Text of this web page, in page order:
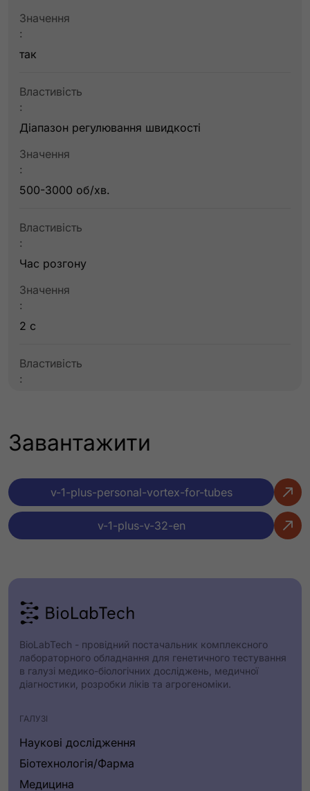
Значення
:
так
Властивість
:
Діапазон регулювання швидкості
Значення
:
500-3000 об/хв.
Властивість
:
Час розгону
Значення
:
2 с
Властивість
:
:
Властивість
:
Для пробірок об’ємом
:
від 0,2 до 50 мл
:
Максимальне навантаження
:
Властивість
:
Завантажити
v-1-plus-personal-vortex-for-tubes
v-1-plus-v-32-en
BioLabTech - провідний постачальник комплексного
лабораторного обладнання для генетичного тестування
в галузі медико-біологічних досліджень, медичної
діагностики, розробки ліків та агрогеноміки.
ГАЛУЗІ
Наукові дослідження
Біотехнологія/Фарма
Медицина